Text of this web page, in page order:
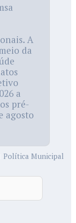
A
da
a
pré-
agosto
Política Municipal